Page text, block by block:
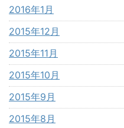
2016年1月
2015年12月
2015年11月
2015年10月
2015年9月
2015年8月